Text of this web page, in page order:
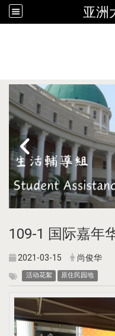
亚洲
109-1 国际嘉年
2021-03-15 尚俊华
活动花絮 原住民园地